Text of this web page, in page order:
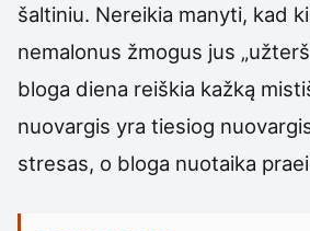
šaltiniu. Nereikia manyti, kad
nemalonus žmogus jus
bloga diena reiškia kažką
nuovargis yra tiesiog
stresas, o bloga nuotaika